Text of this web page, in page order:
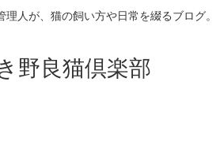
人が、猫の飼い方や日常を綴るブログ。
野良猫倶楽部